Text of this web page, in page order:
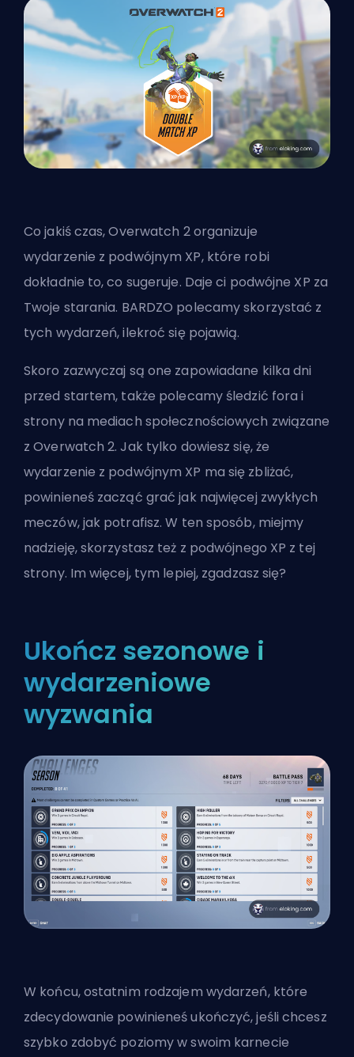
Co jakiś czas, Overwatch 2 organizuje
wydarzenie z podwójnym XP, które robi
dokładnie to, co sugeruje. Daje ci podwójne XP za
Twoje starania. BARDZO polecamy skorzystać z
tych wydarzeń, ilekroć się pojawią.
Skoro zazwyczaj są one zapowiadane kilka dni
przed startem, także polecamy śledzić fora i
strony na mediach społecznościowych związane
z Overwatch 2. Jak tylko dowiesz się, że
wydarzenie z podwójnym XP ma się zbliżać,
powinieneś zacząć grać jak najwięcej zwykłych
meczów, jak potrafisz. W ten sposób, miejmy
nadzieję, skorzystasz też z podwójnego XP z tej
strony. Im więcej, tym lepiej, zgadzasz się?
Ukończ sezonowe i
wydarzeniowe
wyzwania
W końcu, ostatnim rodzajem wydarzeń, które
zdecydowanie powinieneś ukończyć, jeśli chcesz
szybko zdobyć poziomy w swoim karnecie